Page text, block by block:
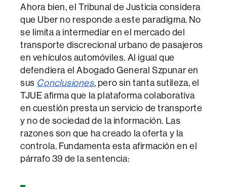
Ahora bien, el Tribunal de Justicia considera
que Uber no responde a este paradigma. No
se limita a intermediar en el mercado del
transporte discrecional urbano de pasajeros
en vehículos automóviles. Al igual que
defendiera el Abogado General Szpunar en
sus Conclusiones, pero sin tanta sutileza, el
TJUE afirma que la plataforma colaborativa
en cuestión presta un servicio de transporte
y no de sociedad de la información. Las
razones son que ha creado la oferta y la
controla. Fundamenta esta afirmación en el
párrafo 39 de la sentencia: